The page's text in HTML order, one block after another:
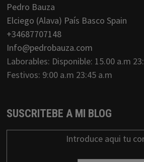
Pedro Bauza
Elciego (Alava) País Basco Spain
+34687707148
Info@pedrobauza.com
Laborables: Disponible: 15.00 a.m
Festivos: 9:00 a.m 23:45 a.m
SUSCRITEBE A MI BLOG
Introduce aqui tu